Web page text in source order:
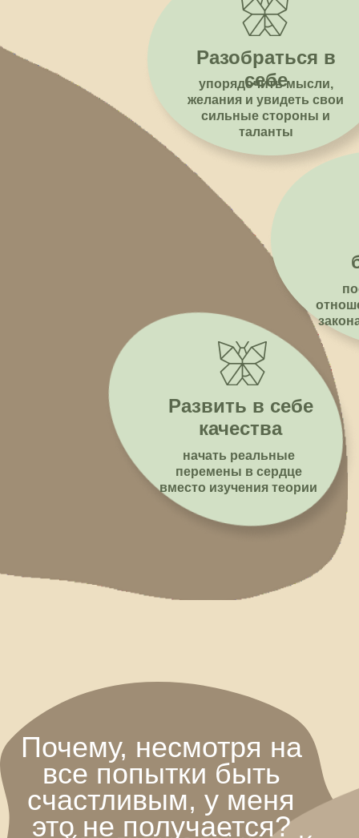
Разобраться в
себе
Развить в себе
качества
упорядочить мысли,
желания и увидеть свои
сильные стороны и
таланты
начать реальные
перемены в сердце
вместо изучения теории
все попытки быть
счастливым, у меня
есть гораздо больше,
чем у многих